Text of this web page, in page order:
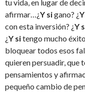
tu vida, en lugar de
afirmar…¿Y sigano? ¿
con esta inversión? ¿Y
¿Y sitengo mucho
bloquear todos esos
quieren persuadir, que
pensamientos y
pequeño cambio de